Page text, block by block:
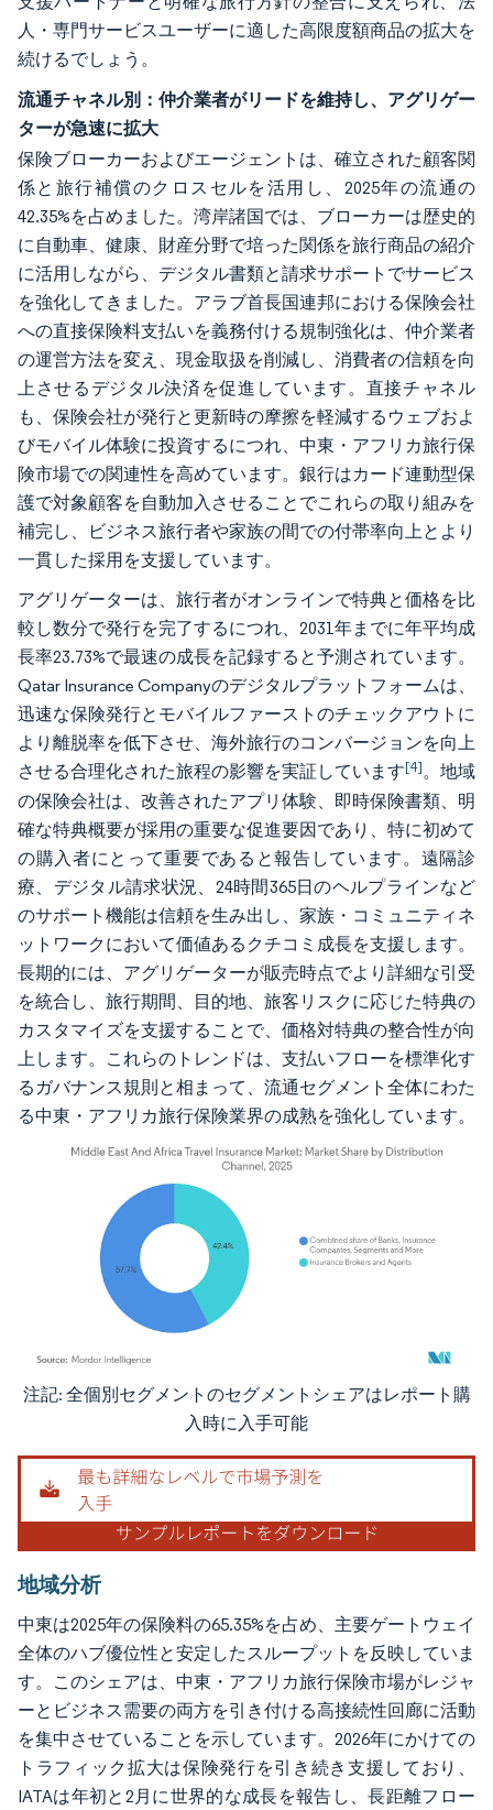
人・専門サービスユーザーに適した高限度額商品の拡大を
続けるでしょう。
流通チャネル別：仲介業者がリードを維持し、アグリゲー
ターが急速に拡大
保険ブローカーおよびエージェントは、確立された顧客関
係と旅行補償のクロスセルを活用し、2025年の流通の
42.35%を占めました。湾岸諸国では、ブローカーは歴史的
に自動車、健康、財産分野で培った関係を旅行商品の紹介
に活用しながら、デジタル書類と請求サポートでサービス
を強化してきました。アラブ首長国連邦における保険会社
への直接保険料支払いを義務付ける規制強化は、仲介業者
の運営方法を変え、現金取扱を削減し、消費者の信頼を向
上させるデジタル決済を促進しています。直接チャネル
も、保険会社が発行と更新時の摩擦を軽減するウェブおよ
びモバイル体験に投資するにつれ、中東・アフリカ旅行保
険市場での関連性を高めています。銀行はカード連動型保
護で対象顧客を自動加入させることでこれらの取り組みを
補完し、ビジネス旅行者や家族の間での付帯率向上とより
一貫した採用を支援しています。
アグリゲーターは、旅行者がオンラインで特典と価格を比
較し数分で発行を完了するにつれ、2031年までに年平均成
長率23.73%で最速の成長を記録すると予測されています。
Qatar Insurance Companyのデジタルプラットフォームは、
迅速な保険発行とモバイルファーストのチェックアウトに
より離脱率を低下させ、海外旅行のコンバージョンを向上
させる合理化された旅程の影響を実証しています[4]。地域
の保険会社は、改善されたアプリ体験、即時保険書類、明
確な特典概要が採用の重要な促進要因であり、特に初めて
の購入者にとって重要であると報告しています。遠隔診
療、デジタル請求状況、24時間365日のヘルプラインなど
のサポート機能は信頼を生み出し、家族・コミュニティネ
ットワークにおいて価値あるクチコミ成長を支援します。
長期的には、アグリゲーターが販売時点でより詳細な引受
を統合し、旅行期間、目的地、旅客リスクに応じた特典の
カスタマイズを支援することで、価格対特典の整合性が向
上します。これらのトレンドは、支払いフローを標準化す
るガバナンス規則と相まって、流通セグメント全体にわた
る中東・アフリカ旅行保険業界の成熟を強化しています。
画像 © Mordor Intelligence。再利用にはCC BY 4.0の表示が必要です。
注記: 全個別セグメントのセグメントシェアはレポート購
入時に入手可能
地域分析
中東は2025年の保険料の65.35%を占め、主要ゲートウェイ
全体のハブ優位性と安定したスループットを反映していま
す。このシェアは、中東・アフリカ旅行保険市場がレジャ
ーとビジネス需要の両方を引き付ける高接続性回廊に活動
を集中させていることを示しています。2026年にかけての
トラフィック拡大は保険発行を引き続き支援しており、
IATAは年初と2月に世界的な成長を報告し、長距離フロー